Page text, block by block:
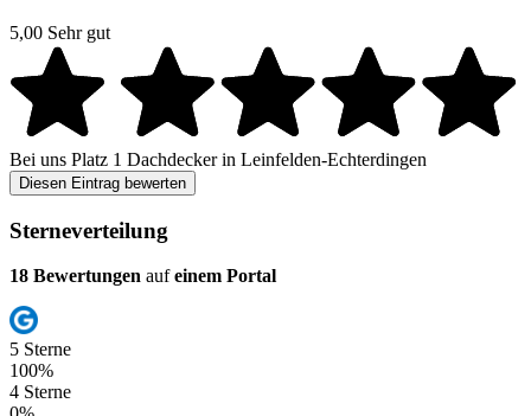
5,00 Sehr gut
Bei uns Platz 1 Dachdecker in Leinfelden-Echterdingen
Diesen Eintrag bewerten
Sterneverteilung
18 Bewertungen aufeinem Portal
5 Sterne
100%
4 Sterne